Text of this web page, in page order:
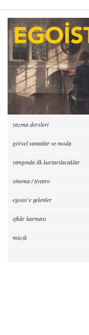
yazma dersleri
görsel sanatlar ve moda
yangında ilk kurtarılacaklar
sinema / tiyatro
egoist’e gelenler
efkâr karması
müzik